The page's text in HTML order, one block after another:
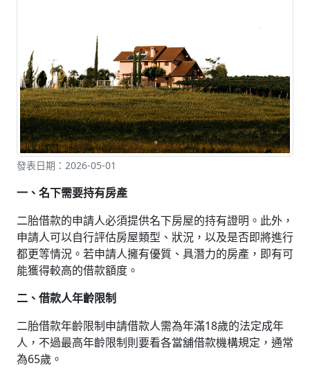
發表日期：2026-05-01
一、名下需要持有房產
二胎借款的申請人必須提供名下房屋的持有證明。此外，
申請人可以自行評估房屋類型、狀況，以及是否即將進行
都更等情況。若申請人擁有優質、具潛力的房產，即有可
能獲得較高的借款額度。
二、借款人年齡限制
二胎借款年齡限制申請借款人需為年滿18歲的法定成年
人，不過最高年齡限制則要看各當舖借款機構規定，通常
為65歲。